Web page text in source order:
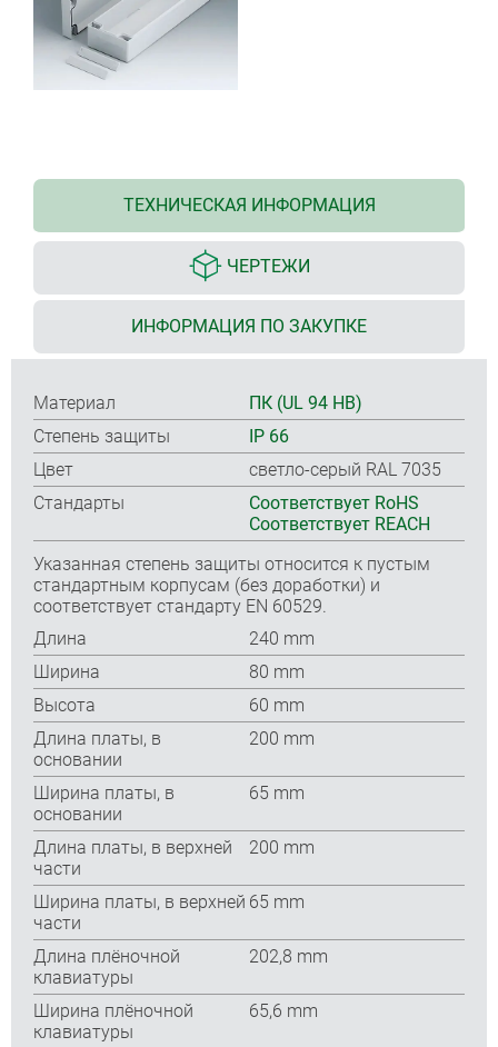
ТЕХНИЧЕСКАЯ ИНФОРМАЦИЯ
ЧЕРТЕЖИ
ИНФОРМАЦИЯ ПО ЗАКУПКЕ
Материал
ПК (UL 94 HB)
Степень защиты
IP 66
Цвет
светло-серый RAL 7035
Стандарты
Соответствует RoHS
Соответствует REACH
Указанная степень защиты относится к пустым
стандартным корпусам (без доработки) и
соответствует стандарту EN 60529.
Длина
240 mm
Ширина
80 mm
Высота
60 mm
Длина платы, в
основании
200 mm
Ширина платы, в
основании
65 mm
Длина платы, в верхней
части
200 mm
Ширина платы, в верхней
части
65 mm
Длина плёночной
клавиатуры
202,8 mm
Ширина плёночной
клавиатуры
65,6 mm